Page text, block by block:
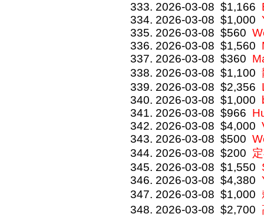
2026-03-08 $1,166
2026-03-08 $1,000
2026-03-08 $560
2026-03-08 $1,560
2026-03-08 $360
2026-03-08 $1,100
2026-03-08 $2,356
2026-03-08 $1,000
2026-03-08 $966
2026-03-08 $4,000
2026-03-08 $500
2026-03-08 $200
2026-03-08 $1,550
2026-03-08 $4,380
2026-03-08 $1,000
2026-03-08 $2,700